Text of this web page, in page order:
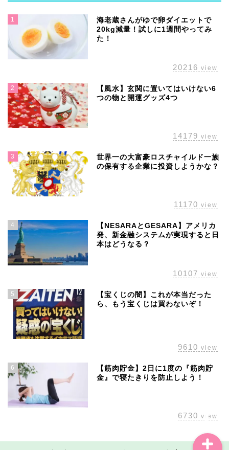
1
海老蔵さんがゆで卵ダイエットで
20kg減量！試しに1週間やってみ
た！
20216 view
2
【風水】玄関に置いてはいけない6
つの物と開運グッズ4つ
14179 view
3
世界一の大富豪ロスチャイルド一族
の保有する企業に投資しようかな？
11170 view
4
【NESARAとGESARA】アメリカ
発、新金融システムが実現すると日
本はどうなる？
10107 view
5
【宝くじの闇】これが本当だった
ら、もう宝くじは買わないぞ！
9610 view
6
【筋肉貯金】2日に1度の『筋肉貯
金』で寝たきりを防止しよう！
6730 view
ホーム
配当金